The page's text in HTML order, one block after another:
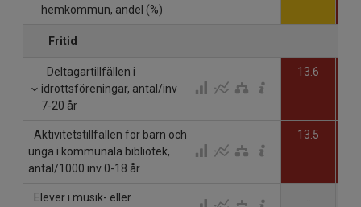
hemkommun, andel (%)
Fritid
Deltagartillfällen i
idrottsföreningar, antal/inv
7-20 år
13.6
Aktivitetstillfällen för barn och
unga i kommunala bibliotek,
antal/1000 inv 0-18 år
13.5
Elever i musik- eller